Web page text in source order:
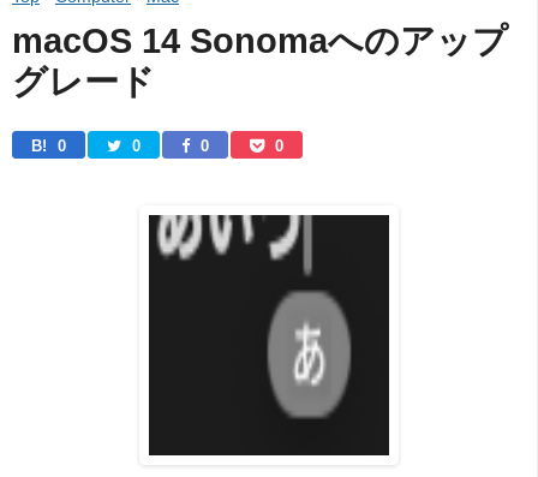
macOS 14 Sonomaへのアップ
グレード
B! 0 0 0 0